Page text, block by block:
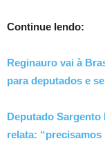
Continue lendo:
Reginauro vai à
para deputados e
Deputado Sargento
relata: